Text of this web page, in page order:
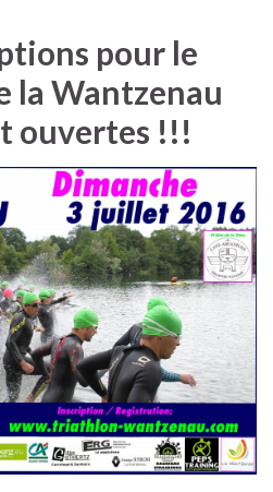
pour le
la Wantzenau
ouvertes !!!